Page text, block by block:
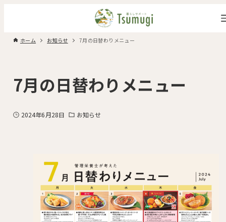
ホーム お知らせ 7月の日替わりメニュー
7月の日替わりメニュー
2024年6月28日 お知らせ